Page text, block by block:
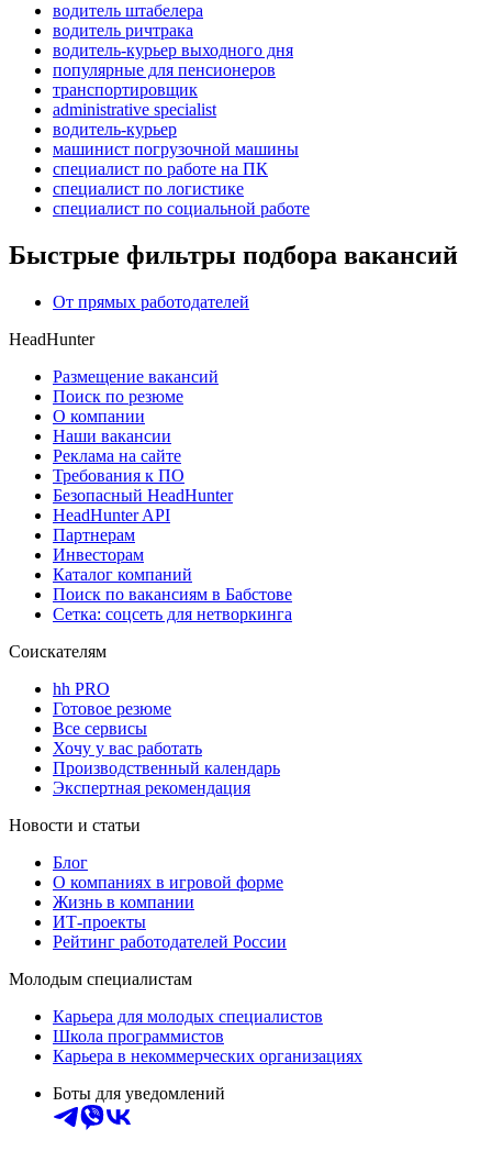
водитель штабелера
водитель ричтрака
водитель-курьер выходного дня
популярные для пенсионеров
транспортировщик
administrative specialist
водитель-курьер
машинист погрузочной машины
специалист по работе на ПК
специалист по логистике
специалист по социальной работе
Быстрые фильтры подбора вакансий
От прямых работодателей
HeadHunter
Размещение вакансий
Поиск по резюме
О компании
Наши вакансии
Реклама на сайте
Требования к ПО
Безопасный HeadHunter
HeadHunter API
Партнерам
Инвесторам
Каталог компаний
Поиск по вакансиям в Бабстове
Сетка: соцсеть для нетворкинга
Соискателям
hh PRO
Готовое резюме
Все сервисы
Хочу у вас работать
Производственный календарь
Экспертная рекомендация
Новости и статьи
Блог
О компаниях в игровой форме
Жизнь в компании
ИТ-проекты
Рейтинг работодателей России
Молодым специалистам
Карьера для молодых специалистов
Школа программистов
Карьера в некоммерческих организациях
Боты для уведомлений